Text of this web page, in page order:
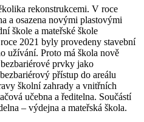
rekonstrukcemi. V roce
a osazena novými plastovými
škole a mateřské škole
2021 byly provedeny stavební
užívání. Proto má škola nově
prvky jako
přístup do areálu
školní zahrady a vnitřních
učebna a ředitelna. Součástí
– výdejna a mateřská škola.